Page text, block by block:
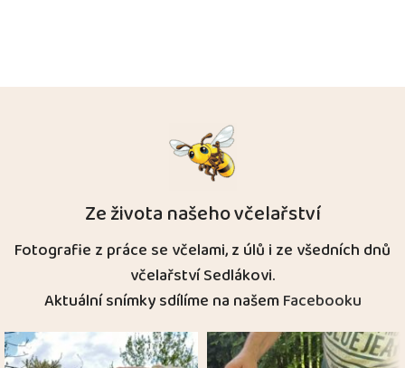
Ze života našeho včelařství
Fotografie z práce se včelami, z úlů i ze všedních dnů
včelařství Sedlákovi.
Aktuální snímky sdílíme na našemFacebooku